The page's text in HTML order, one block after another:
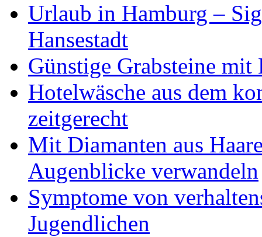
Urlaub in Hamburg –
Hansestadt
Günstige Grabsteine mit
Hotelwäsche aus dem
zeitgerecht
Mit Diamanten aus
Augenblicke verwandeln
Symptome von
Jugendlichen